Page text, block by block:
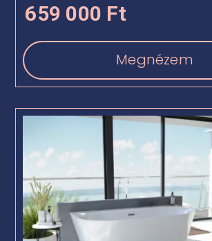
659 000 Ft
Megnézem